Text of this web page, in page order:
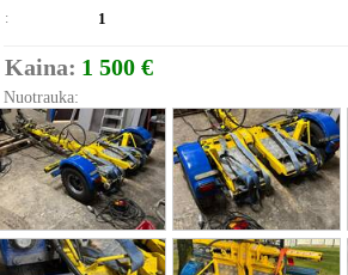
: 1
Kaina: 1 500 €
Nuotrauka: